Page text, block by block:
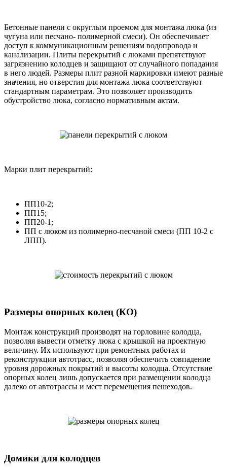
Бетонные панели с округлым проемом для монтажа люка (из
чугуна или песчано- полимерной смеси). Он обеспечивает
доступ к коммуникационным решениям водопровода и
канализации. Плиты перекрытий с люками препятствуют
загрязнению колодцев и защищают от случайного попадания
в него людей. Размеры плит разной маркировки имеют разные
значения, но отверстия для монтажа люка соответствуют
стандартным параметрам. Это позволяет производить
обустройство люка, согласно нормативным актам.
Марки плит перекрытий:
ПП10-2;
ПП15;
ПП20-1;
ПП с люком из полимерно-песчаной смеси (ПП 10-2 с
ЛПП).
Размеры опорных колец (КО)
Монтаж конструкций производят на горловине колодца,
позволяя вывести отметку люка с крышкой на проектную
величину. Их используют при ремонтных работах и
реконструкции автотрасс, позволяя обеспечить совпадение
уровня дорожных покрытий и высоты колодца. Отсутствие
опорных колец лишь допускается при размещении колодца
далеко от автотрассы и мест перемещения пешеходов.
Домики для колодцев